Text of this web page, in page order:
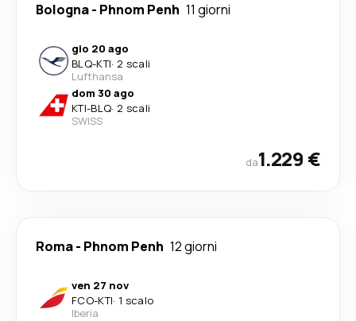
Bologna- Phnom Penh 11 giorni
gio 20 ago
BLQ-KTI· 2 scali
Lufthansa
dom 30 ago
KTI-BLQ· 2 scali
SWISS
da1.229 €
Roma- Phnom Penh 12 giorni
ven 27 nov
FCO-KTI· 1 scalo
Iberia